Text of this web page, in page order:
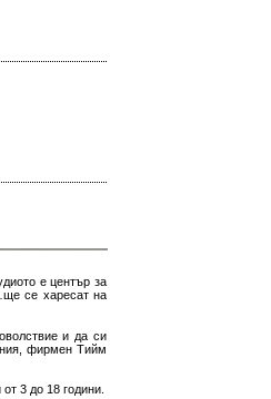
е център за
се харесат на
и да си
фирмен Тийм
3 до 18 години.